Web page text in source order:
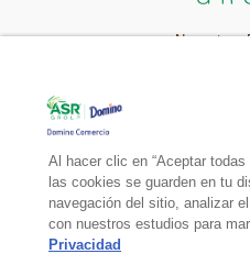
Nuestra
Al hacer clic en “Aceptar
las cookies se guarden en tu
navegación del sitio, analizar
con nuestros estudios para
Privacidad